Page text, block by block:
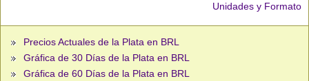
Unidades y Formato
Precios Actuales de la Plata en BRL
Gráfica de 30 Días de la Plata en BRL
Gráfica de 60 Días de la Plata en BRL